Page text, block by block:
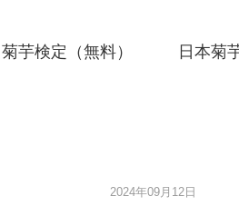
菊芋検定（無料） 日本菊
2024年09月12日